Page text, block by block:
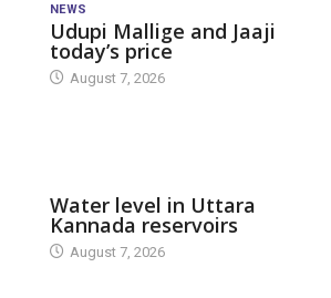
NEWS
Udupi Mallige and Jaaji
today’s price
August 7, 2026
Water level in Uttara
Kannada reservoirs
August 7, 2026